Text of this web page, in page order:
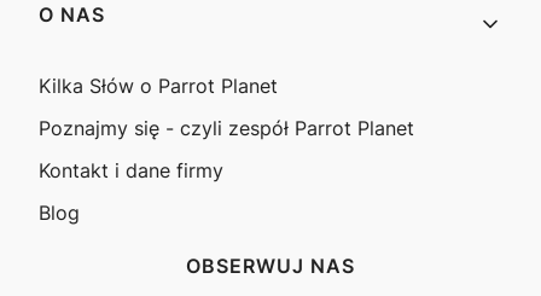
O NAS
Kilka Słów o Parrot Planet
Poznajmy się - czyli zespół Parrot Planet
Kontakt i dane firmy
Blog
OBSERWUJ NAS